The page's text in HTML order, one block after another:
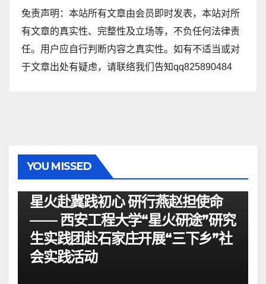
免责声明：本站所有文章由会员即时发表，本站对所
有文章的真实性、完整性及立场等，不负任何法律责
任。用户应自行判断内容之真实性。如有不适当或对
于文章出处有疑虑，请联络我们告知qq825890484
YOU MISSED
星火赴冀践初心 研行燕赵担使命
—— 西安工程大学“星火研途”研究
生实践团赴石家庄开展“三下乡”社
会实践活动